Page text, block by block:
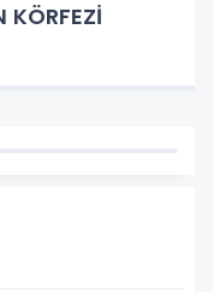
KÖRFEZİ